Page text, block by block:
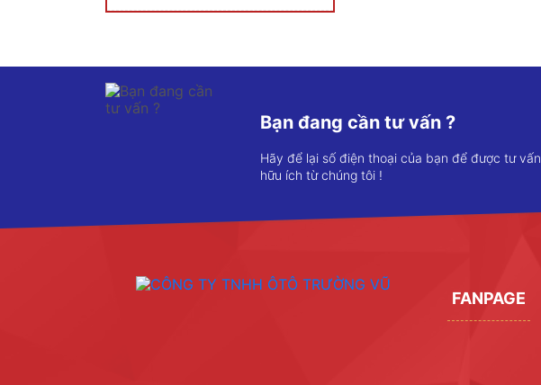
Bạn đang cần tư vấn ?
Hãy để lại số điện thoại của bạn để được tư vấn
hữu ích từ chúng tôi !
FANPAGE